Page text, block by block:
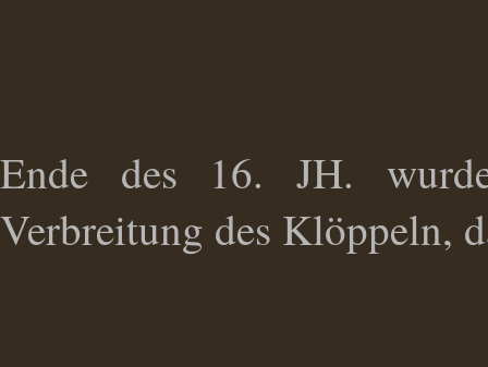
Ende des 16. JH.
Verbreitung des Klöppeln,